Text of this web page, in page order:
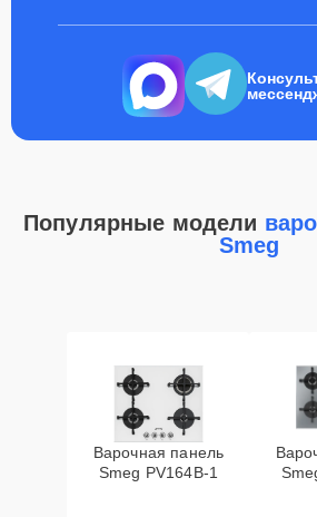
Популярные модели
Smeg
Варочная панель
Smeg PV164B-1